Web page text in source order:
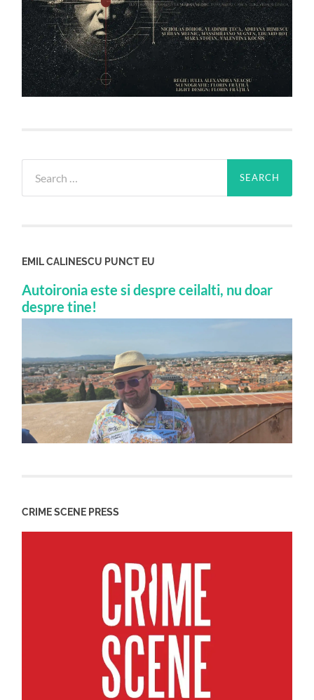
for:
EMIL CALINESCU PUNCT EU
Autoironia este si despre ceilalti, nu doar
despre tine!
CRIME SCENE PRESS